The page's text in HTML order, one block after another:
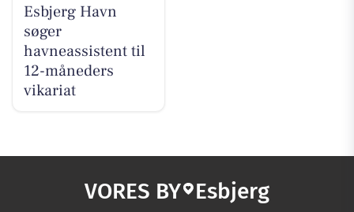
Esbjerg Havn
søger
havneassistent til
12-måneders
vikariat
VORES BY Esbjerg